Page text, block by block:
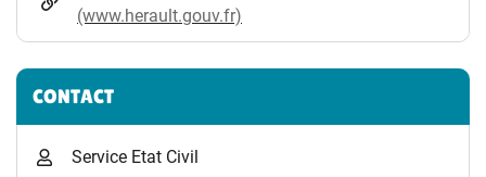
(www.herault.gouv.fr)
CONTACT
Service Etat Civil